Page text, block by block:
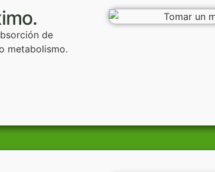
de
metabolismo.